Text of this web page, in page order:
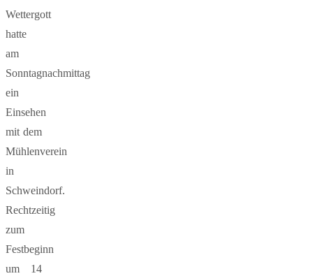
Wettergott
hatte
am
Sonntagnachmittag
ein
Einsehen
mit dem
Mühlenverein
in
Schweindorf.
Rechtzeitig
zum
Festbeginn
um 14